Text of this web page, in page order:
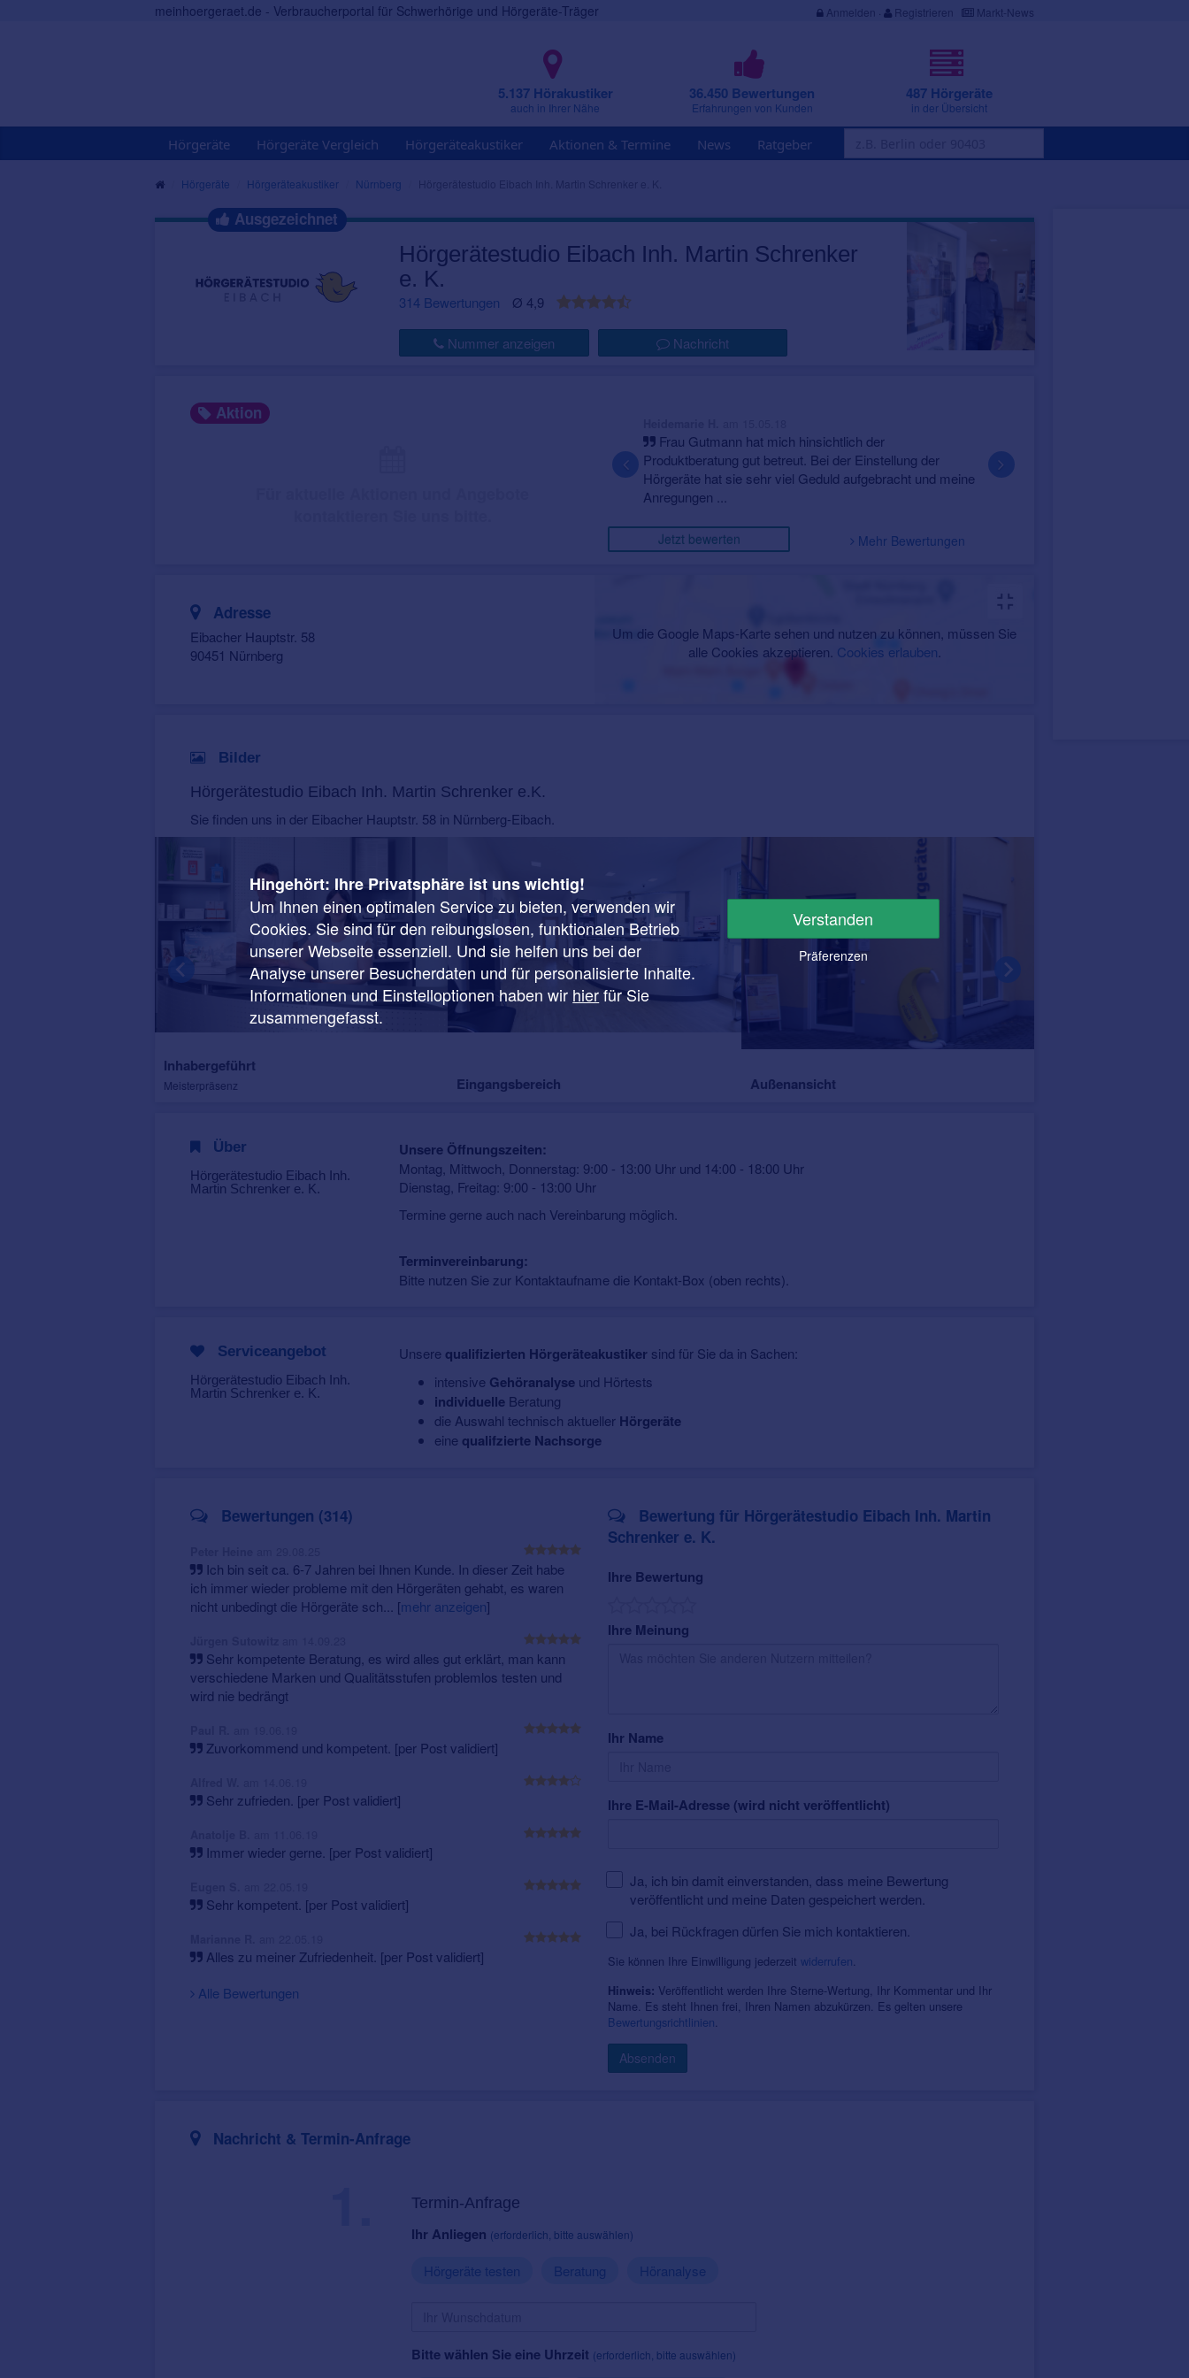
meinhoergeraet.de - Verbraucherportal für Schwerhörige und Hörgeräte-Träger Anmelden · Registrieren Markt-News
5.137 Hörakustiker
auch in Ihrer Nähe
36.450 Bewertungen
Erfahrungen von Kunden
487 Hörgeräte
in der Übersicht
Hörgeräte Hörgeräte Vergleich Hörgeräteakustiker Aktionen & Termine News Ratgeber
Hörgeräte Hörgeräteakustiker Nürnberg Hörgerätestudio Eibach Inh. Martin Schrenker e. K.
Ausgezeichnet
Hörgerätestudio Eibach Inh. Martin Schrenker
e. K.
314 Bewertungen Ø 4,9
Nummer anzeigen Nachricht
Aktion
Frau Gutmann hat mich hinsichtlich der
Produktberatung gut betreut. Bei der Einstellung der
Hörgeräte hat sie sehr viel Geduld aufgebracht und meine
Anregungen ...
kleinen Gehörgang nicht angewendet
aber die für mich beste Lösung
Jetzt bewerten Mehr Bewertungen
Adresse
Eibacher Hauptstr. 58
90451 Nürnberg
Um die Google Maps-Karte sehen und nutzen zu können, müssen Sie
alle Cookies akzeptieren. Cookies erlauben
Bilder
Hörgerätestudio Eibach Inh. Martin Schrenker e.K.
Sie finden uns in der Eibacher Hauptstr. 58 in Nürnberg-Eibach.
Inhabergeführt
Meisterpräsenz Eingangsbereich Außenansicht
Über
Hörgerätestudio Eibach Inh.
Martin Schrenker e. K.
Unsere Öffnungszeiten:
Montag, Mittwoch, Donnerstag: 9:00 - 13:00 Uhr und 14:00 - 18:00 Uhr
Dienstag, Freitag: 9:00 - 13:00 Uhr
Termine gerne auch nach Vereinbarung möglich.
Terminvereinbarung:
Bitte nutzen Sie zur Kontaktaufname die Kontakt-Box (oben rechts).
Serviceangebot
Hörgerätestudio Eibach Inh.
Martin Schrenker e. K.
Unsere qualifizierten Hörgeräteakustiker sind für Sie da in Sachen:
intensive Gehöranalyse und Hörtests
individuelle Beratung
die Auswahl technisch aktueller Hörgeräte
eine qualifzierte Nachsorge
Bewertungen (314)
Ich bin seit ca. 6-7 Jahren bei Ihnen Kunde. In dieser Zeit habe
ich immer wieder probleme mit den Hörgeräten gehabt, es waren
nicht unbedingt die Hörgeräte sch... [mehr anzeigen]
Sehr kompetente Beratung, es wird alles gut erklärt, man kann
verschiedene Marken und Qualitätsstufen problemlos testen und
wird nie bedrängt
Zuvorkommend und kompetent. [per Post validiert]
Sehr zufrieden. [per Post validiert]
Immer wieder gerne. [per Post validiert]
Sehr kompetent. [per Post validiert]
Alles zu meiner Zufriedenheit. [per Post validiert]
Alle Bewertungen
Bewertung für Hörgerätestudio Eibach Inh. Martin
Schrenker e. K.
Ihre Bewertung
Ihre Meinung
Ihr Name
Ihre E-Mail-Adresse (wird nicht veröffentlicht)
Ja, ich bin damit einverstanden, dass meine Bewertung
veröffentlicht und meine Daten gespeichert werden.
Ja, bei Rückfragen dürfen Sie mich kontaktieren.
Sie können Ihre Einwilligung jederzeit widerrufen
Hinweis: Veröffentlicht werden Ihre Sterne-Wertung, Ihr Kommentar und Ihr
Name. Es steht Ihnen frei, Ihren Namen abzukürzen. Es gelten unsere
Bewertungsrichtlinien
Absenden
Nachricht & Termin-Anfrage
Termin-Anfrage
Ihr Anliegen (erforderlich, bitte auswählen)
Hörgeräte testen Beratung Höranalyse
Bitte wählen Sie eine Uhrzeit (erforderlich, bitte auswählen)
Hingehört: Ihre Privatsphäre ist uns wichtig!
Um Ihnen einen optimalen Service zu bieten, verwenden wir
Cookies. Sie sind für den reibungslosen, funktionalen Betrieb
unserer Webseite essenziell. Und sie helfen uns bei der
Analyse unserer Besucherdaten und für personalisierte Inhalte.
Informationen und Einstelloptionen haben wir hierfür Sie
zusammengefasst.
Verstanden
Präferenzen